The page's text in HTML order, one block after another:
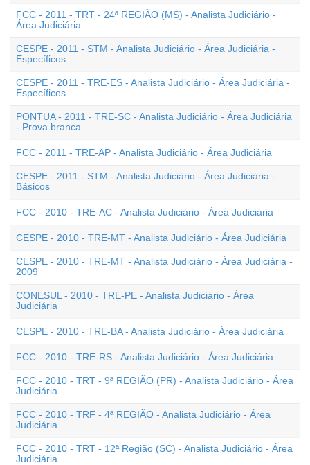
FCC - 2011 - TRT - 24ª REGIÃO (MS) - Analista Judiciário -
Área Judiciária
CESPE - 2011 - STM - Analista Judiciário - Área Judiciária -
Específicos
CESPE - 2011 - TRE-ES - Analista Judiciário - Área Judiciária -
Específicos
PONTUA - 2011 - TRE-SC - Analista Judiciário - Área Judiciária
- Prova branca
FCC - 2011 - TRE-AP - Analista Judiciário - Área Judiciária
CESPE - 2011 - STM - Analista Judiciário - Área Judiciária -
Básicos
FCC - 2010 - TRE-AC - Analista Judiciário - Área Judiciária
CESPE - 2010 - TRE-MT - Analista Judiciário - Área Judiciária
CESPE - 2010 - TRE-MT - Analista Judiciário - Área Judiciária -
2009
CONESUL - 2010 - TRE-PE - Analista Judiciário - Área
Judiciária
CESPE - 2010 - TRE-BA - Analista Judiciário - Área Judiciária
FCC - 2010 - TRE-RS - Analista Judiciário - Área Judiciária
FCC - 2010 - TRT - 9ª REGIÃO (PR) - Analista Judiciário - Área
Judiciária
FCC - 2010 - TRF - 4ª REGIÃO - Analista Judiciário - Área
Judiciária
FCC - 2010 - TRT - 12ª Região (SC) - Analista Judiciário - Área
Judiciária